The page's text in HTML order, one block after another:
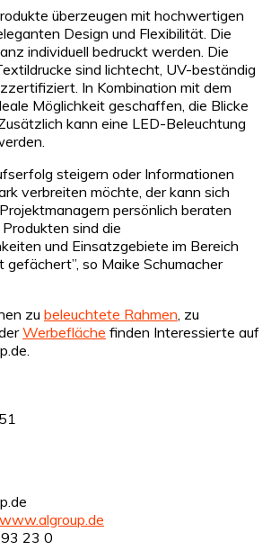
überzeugen mit hochwertigen
Design und Flexibilität. Die
individuell bedruckt werden. Die
sind lichtecht, UV-beständig
In Kombination mit dem
Möglichkeit geschaffen, die Blicke
kann eine LED-Beleuchtung
steigern oder Informationen
verbreiten möchte, der kann sich
persönlich beraten
sind die
und Einsatzgebiete im Bereich
gefächert”, so Maike Schumacher
zu beleuchtete Rahmen , zu
Werbefläche finden Interessierte auf
23 0